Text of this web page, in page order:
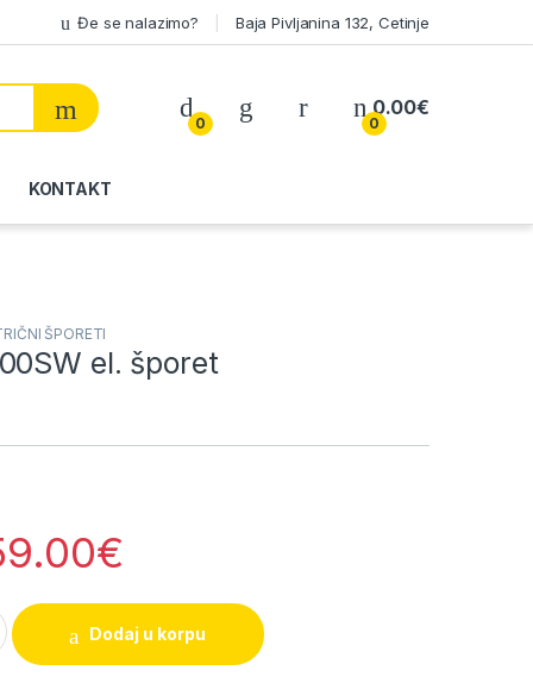
Đe se nalazimo? Baja Pivljanina 132, Cetinje
0
My Account
0
0.00€
KONTAKT
ŠPORETI
el. šporet
€
šporet quantity
Dodaj u korpu